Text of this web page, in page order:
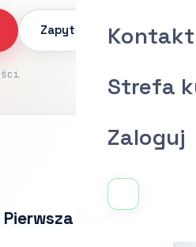
Kontakt
Strefa
Zaloguj
Zapytaj o ofertę
AQ-MED
Pomoc